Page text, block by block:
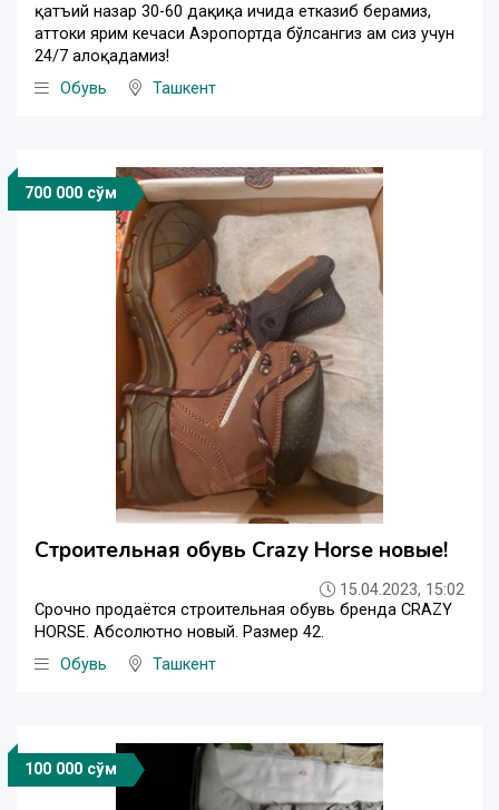
қатъий назар 30-60 дақиқа ичида етказиб берамиз,
ҳаттоки ярим кечаси Аэропортда бўлсангиз ҳам сиз учун
24/7 алоқадамиз!
Обувь
Ташкент
700 000 сўм
Строительная обувь Crazy Horse новые!
15.04.2023, 15:02
Срочно продаётся строительная обувь бренда CRAZY
HORSE. Абсолютно новый. Размер 42.
Обувь
Ташкент
100 000 сўм